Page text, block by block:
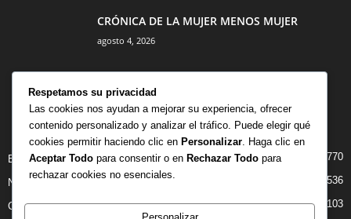
CRÓNICA DE LA MUJER MENOS MUJER
agosto 4, 2026
CATEGORÍA POPULAR
BIBLIOTECA 770
NOTICIAS 536
CRITICAS 103
Respetamos su privacidad
Las cookies nos ayudan a mejorar su experiencia, ofrecer
contenido personalizado y analizar el tráfico. Puede elegir qué
cookies permitir haciendo clic en Personalizar . Haga clic en
Aceptar Todo para consentir o en Rechazar Todo para
rechazar cookies no esenciales.